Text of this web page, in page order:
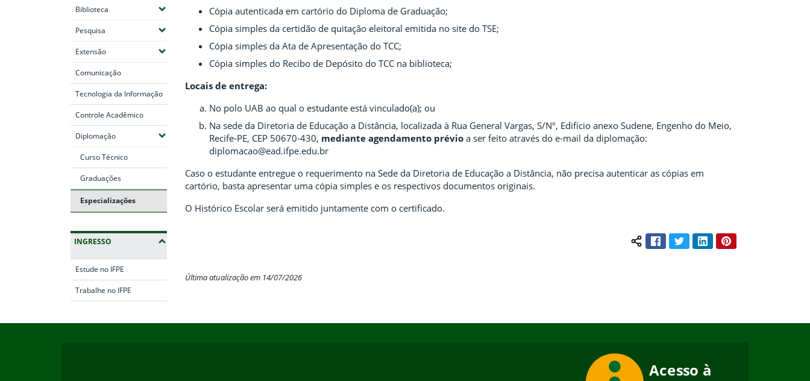
Biblioteca (Expandir submenus)
Pesquisa (Expandir submenus)
Extensão(Expandir submenus)
Comunicação
Tecnologia da Informação
Controle Acadêmico
Diplomação(Expandir submenus)
Curso Técnico
Graduações
Especializações
INGRESSO
Estude no IFPE
Trabalhe no IFPE
Cópia autenticada em cartório do Diploma de Graduação;
Cópia simples da certidão de quitação eleitoral emitida no site do TSE;
Cópia simples da Ata de Apresentação do TCC;
Cópia simples do Recibo de Depósito do TCC na biblioteca;
Locais de entrega:
No polo UAB ao qual o estudante está vinculado(a); ou
Na sede da Diretoria de Educação a Distância, localizada à Rua General Vargas, S/Nº, Edifício anexo Sudene, Engenho do Meio,
Recife-PE, CEP 50670-430, mediante agendamento prévio a ser feito através do e-mail da diplomação:
diplomacao@ead.ifpe.edu.br
Caso o estudante entregue o requerimento na Sede da Diretoria de Educação a Distância, não precisa autenticar as cópias em
cartório, basta apresentar uma cópia simples e os respectivos documentos originais.
O Histórico Escolar será emitido juntamente com o certificado.
Compartilhar conteúdo:
FacebookTwitterLinkedInPinterest
Última atualização em 14/07/2026